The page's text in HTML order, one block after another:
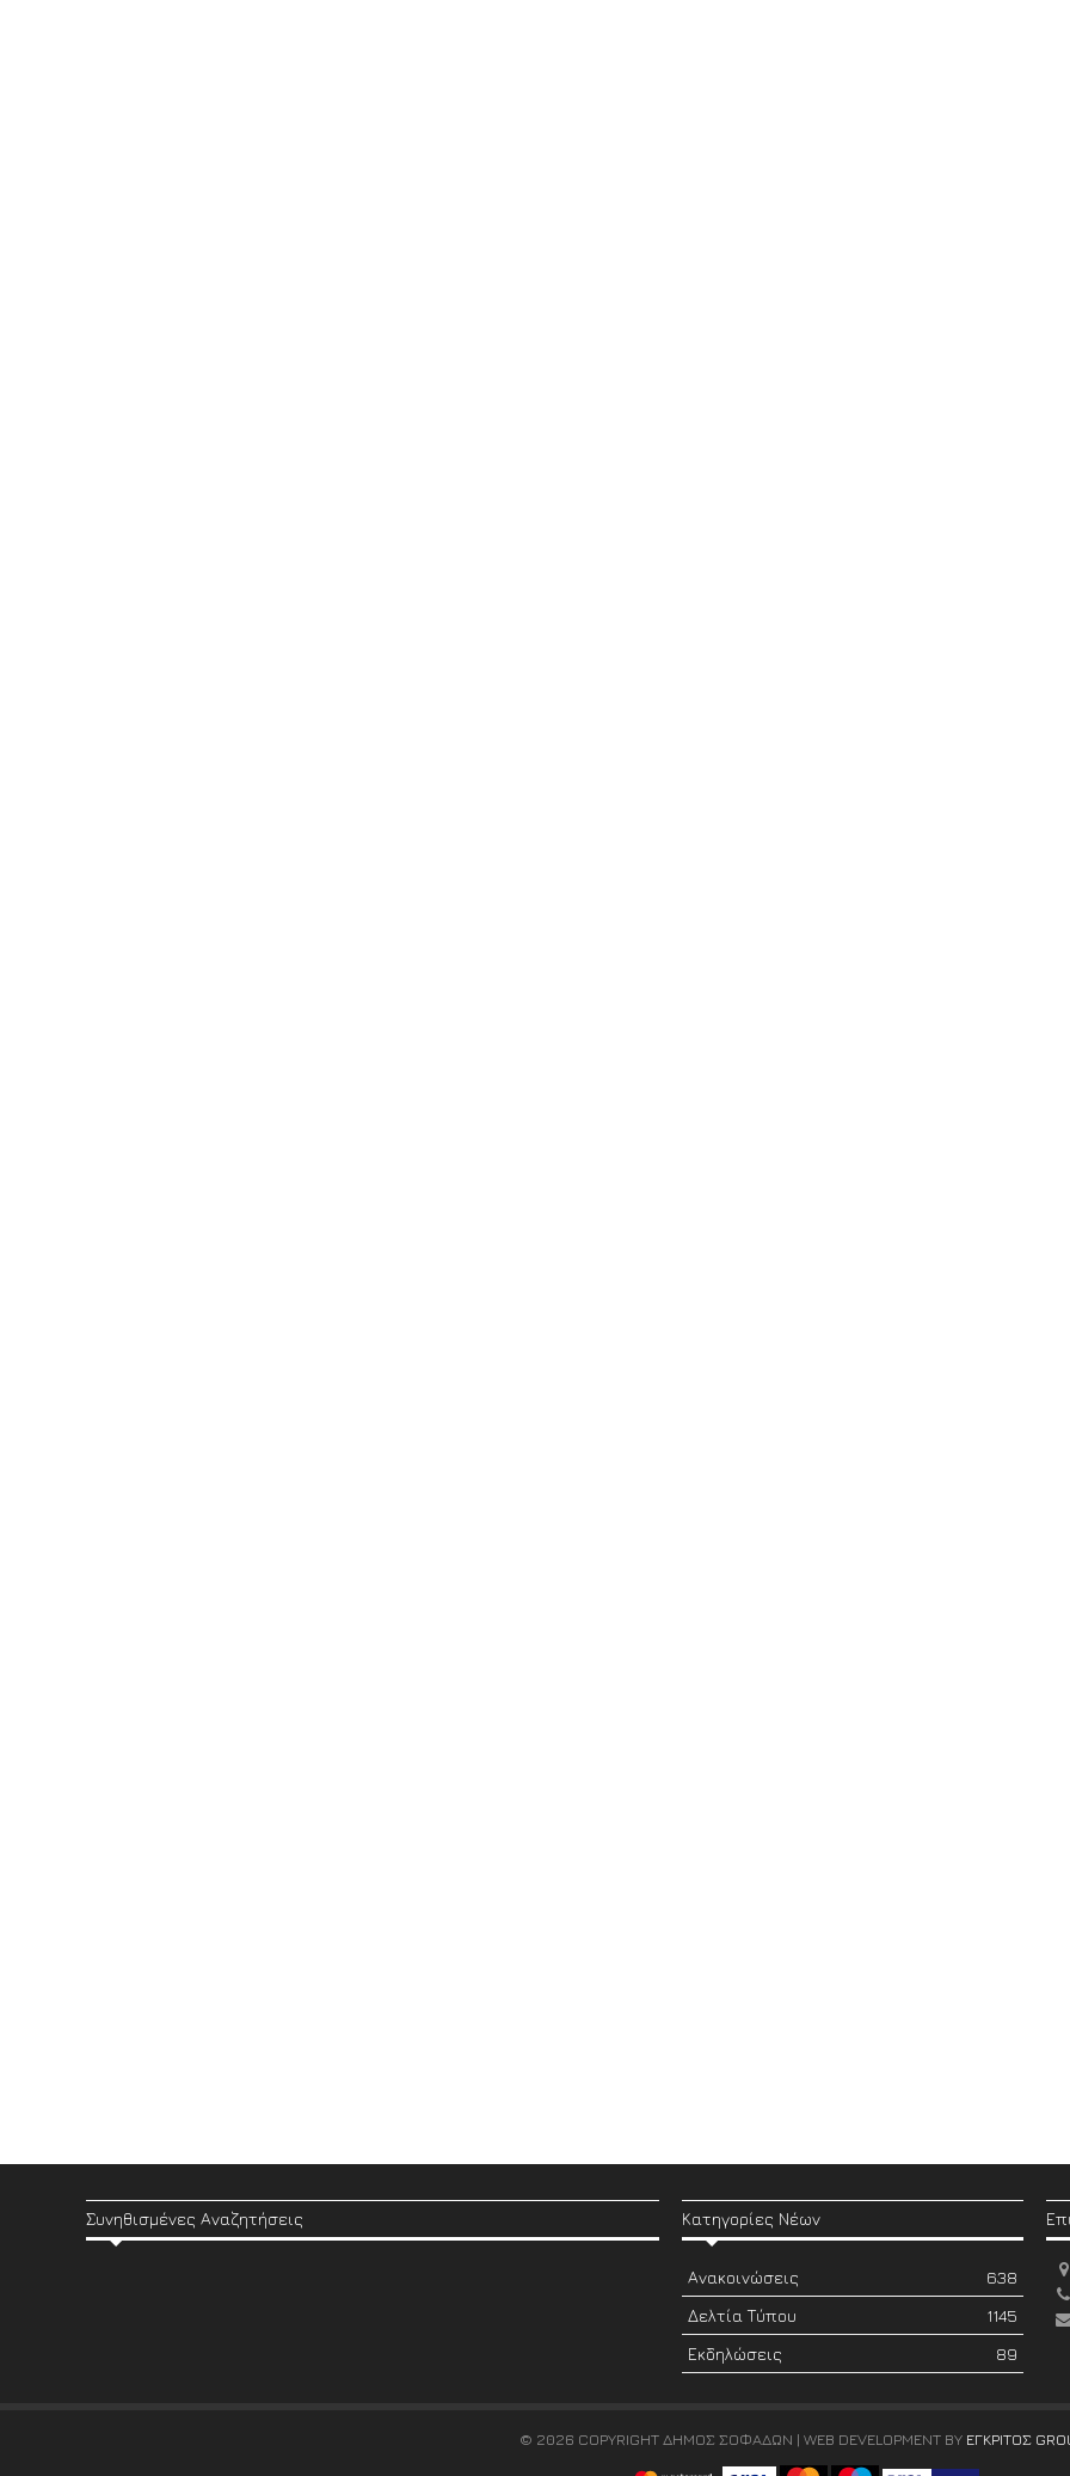
Συνηθισμένες Αναζητήσεις Κατηγορίες Νέων
Ανακοινώσεις
638
Δελτία Τύπου
1145
Εκδηλώσεις
89
© 2026 COPYRIGHT ΔΗΜΟΣ ΣΟΦΑΔΩΝ | WEB DEVELOPMENT BY ΕΓΚΡΙΤΟΣ